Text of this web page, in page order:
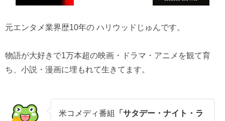
元エンタメ業界歴10年の ハリウッドじゅんです。
物語が大好きで1万本超の映画・ドラマ・アニメを観て育
ち、小説・漫画に埋もれて生きてます。
米コメディ番組
「サタデー・ナイト・ラ